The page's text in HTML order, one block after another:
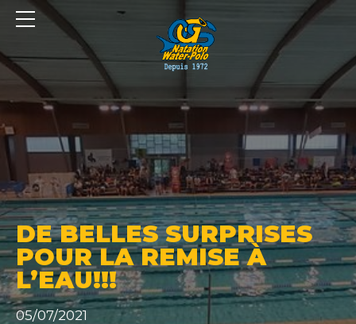
DE BELLES SURPRISES
POUR LA REMISE À
L’EAU!!!
05/07/2021
Panneau de gestion des cookies